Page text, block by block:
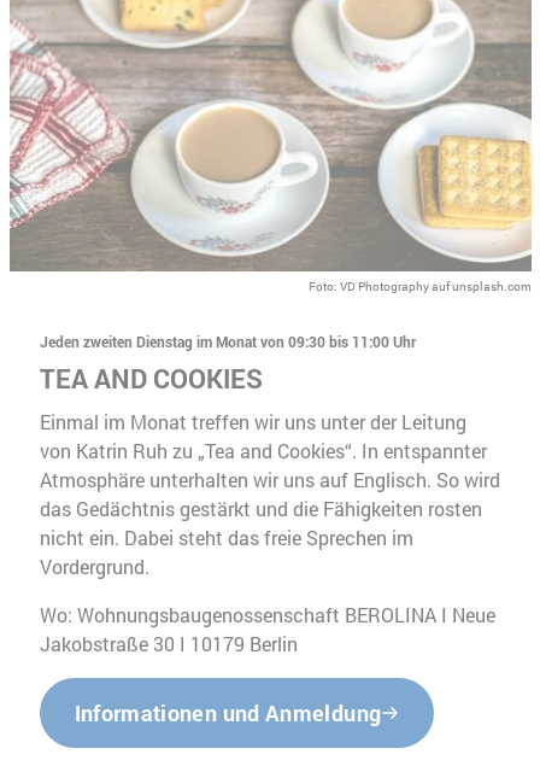
Foto: VD Photography auf unsplash.com
Jeden zweiten Dienstag im Monat von 09:30 bis 11:00 Uhr
TEA AND COOKIES
Einmal im Monat treffen wir uns unter der Leitung
von Katrin Ruh zu „Tea and Cookies“. In entspannter
Atmosphäre unterhalten wir uns auf Englisch. So wird
das Gedächtnis gestärkt und die Fähigkeiten rosten
nicht ein. Dabei steht das freie Sprechen im
Vordergrund.
Wo: Wohnungsbaugenossenschaft BEROLINA I Neue
Jakobstraße 30 I 10179 Berlin
Informationen und Anmeldung